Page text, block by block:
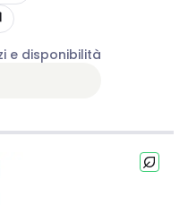
e disponibilità